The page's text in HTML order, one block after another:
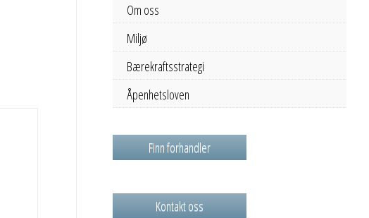
Om oss
Miljø
Bærekraftsstrategi
Åpenhetsloven
Finn forhandler
Kontakt oss